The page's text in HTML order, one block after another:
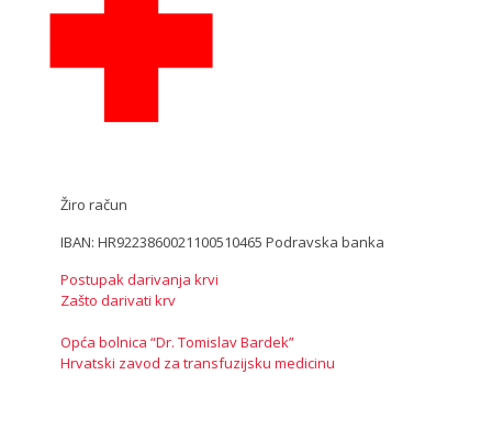
Žiro račun
IBAN: HR9223860021100510465 Podravska banka
Postupak darivanja krvi
Zašto darivati krv
Opća bolnica “Dr. Tomislav Bardek”
Hrvatski zavod za transfuzijsku medicinu